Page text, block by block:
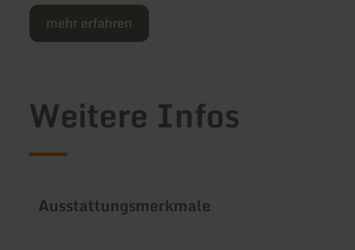
mehr erfahren
Weitere Infos
Ausstattungsmerkmale